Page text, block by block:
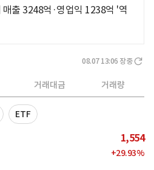
출 3248억·영업익 1238억 '역
08.07 13:06 장중
거래대금 거래량
ETF
1,554
+29.93%